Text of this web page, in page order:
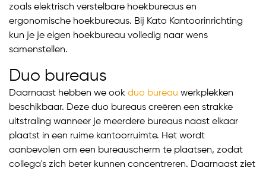
zoals elektrisch verstelbare hoekbureaus en
ergonomische hoekbureaus. Bij Kato Kantoorinrichting
kun je je eigen hoekbureau volledig naar wens
samenstellen.
Duo bureaus
Daarnaast hebben we ook duo bureau werkplekken
beschikbaar. Deze duo bureaus creëren een strakke
uitstraling wanneer je meerdere bureaus naast elkaar
plaatst in een ruime kantoorruimte. Het wordt
aanbevolen om een bureauscherm te plaatsen, zodat
collega's zich beter kunnen concentreren. Daarnaast ziet